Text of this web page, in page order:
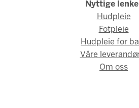
Nyttige
Hudpleie
Fotpleie
Hudpleie for
Våre
Om oss